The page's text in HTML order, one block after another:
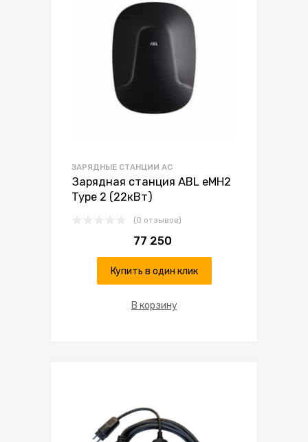
ЗАРЯДНЫЕ СТАНЦИИ AC
Зарядная станция ABL eMH2
Type 2 (22кВт)
(0 отзывов)
77 250
Купить в один клик
В корзину